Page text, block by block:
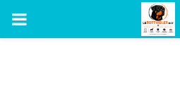
PRIMARY